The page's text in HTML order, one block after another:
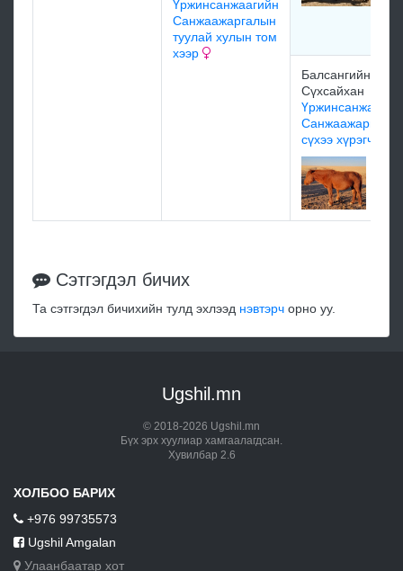
Үржинсанжаагийн
Санжаажаргалын
туулай хулын том
хээр
Балсангийн
Сүхсайхан
сүхээ хүрэгч
Сэтгэгдэл бичих
Та сэтгэгдэл бичихийн тулд эхлээд нэвтэрч орно уу.
Ugshil.mn
© 2018-2026 Ugshil.mn
Бүх эрх хуулиар хамгаалагдсан.
Хувилбар 2.6
ХОЛБОО БАРИХ
+976 99735573
Ugshil Amgalan
Улаанбаатар хот